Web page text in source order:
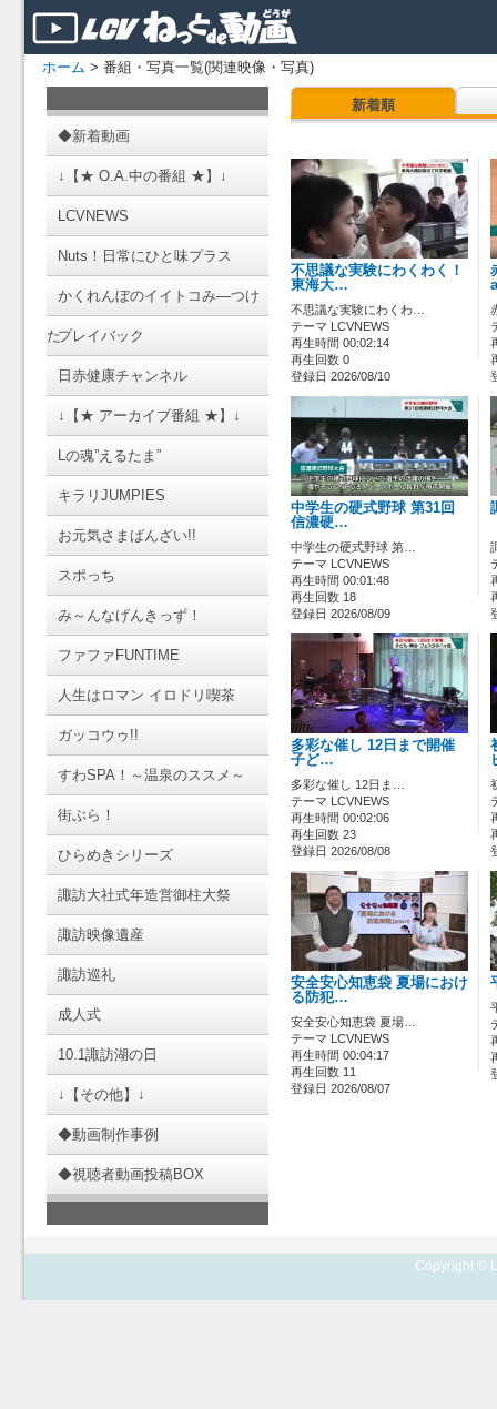
ホーム > 番組・写真一覧(関連映像・写真)
◆新着動画
↓【★ O.A.中の番組 ★】↓
LCVNEWS
Nuts！日常にひと味プラス
かくれんぼのイイトコみ―つけ
たプレイバック
日赤健康チャンネル
↓【★ アーカイブ番組 ★】↓
Lの魂”えるたま”
キラリJUMPIES
お元気さまばんざい!!
スポっち
み～んなげんきっず！
ファファFUNTIME
人生はロマン イロドリ喫茶
ガッコウゥ!!
すわSPA！～温泉のススメ～
街ぶら！
ひらめきシリーズ
諏訪大社式年造営御柱大祭
諏訪映像遺産
諏訪巡礼
成人式
10.1諏訪湖の日
↓【その他】↓
◆動画制作事例
◆視聴者動画投稿BOX
新着順
不思議な実験にわくわく！
東海大…
不思議な実験にわくわ…
テーマ LCVNEWS
再生時間 00:02:14
再生回数 0
登録日 2026/08/10
中学生の硬式野球 第31回
信濃硬…
中学生の硬式野球 第…
テーマ LCVNEWS
再生時間 00:01:48
再生回数 18
登録日 2026/08/09
多彩な催し 12日まで開催
子ど…
多彩な催し 12日ま…
テーマ LCVNEWS
再生時間 00:02:06
再生回数 23
登録日 2026/08/08
安全安心知恵袋 夏場におけ
る防犯…
安全安心知恵袋 夏場…
テーマ LCVNEWS
再生時間 00:04:17
再生回数 11
登録日 2026/08/07
Copyright ©